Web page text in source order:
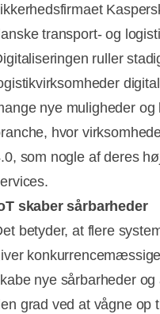
transport- og
ruller
nye muligheder
hvor
som nogle af deres
skaber sårbarheder
betyder, at flere
nye sårbarheder
grad ved at vågne op